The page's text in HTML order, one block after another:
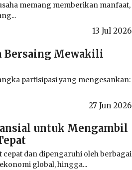
memang memberikan manfaat,
13 Jul 2026
Bersaing Mewakili
partisipasi yang mengesankan:
27 Jun 2026
untuk Mengambil
dan dipengaruhi oleh berbagai
global, hingga...